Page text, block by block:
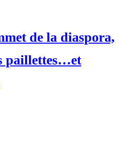
de la diaspora,
paillettes…et